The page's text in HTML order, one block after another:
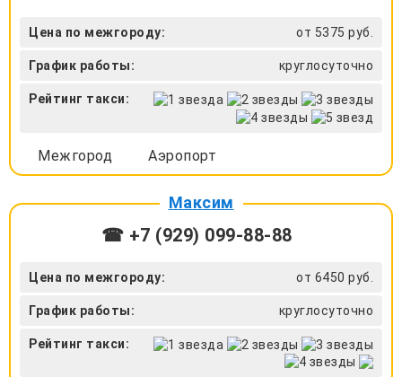
Цена по межгороду: от 5375 руб.
График работы: круглосуточно
Рейтинг такси:
Межгород Аэропорт
Максим
☎ +7 (929) 099-88-88
Цена по межгороду: от 6450 руб.
График работы: круглосуточно
Рейтинг такси: